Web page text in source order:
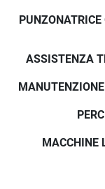
ASSISTENZA
MACCHINE